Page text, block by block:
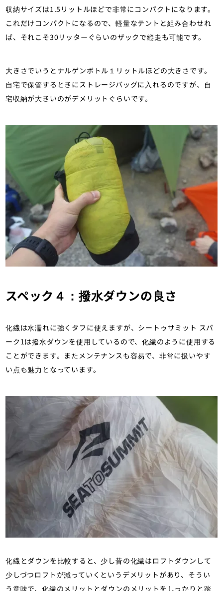
テント泊装備）カテゴリの記事ページ
です。
収納サイズは1.5リットルほどで非常にコンパクトになります。
これだけコンパクトになるので、軽量なテントと組み合わせれ
ば、それこそ30リッターぐらいのザックで縦走も可能です。
大きさでいうとナルゲンボトル１リットルほどの大きさです。
自宅で保管するときにストレージバッグに入れるのですが、自
宅収納が大きいのがデメリットぐらいです。
スペック４：撥水ダウンの良さ
化繊は水濡れに強くタフに使えますが、シートゥサミット スパ
ーク1は撥水ダウンを使用しているので、化繊のように使用する
ことができます。またメンテナンスも容易で、非常に扱いやす
い点も魅力となっています。
化繊とダウンを比較すると、少し昔の化繊はロフトダウンして
少しづつロフトが減っていくというデメリットがあり、そうい
う意味で、化繊のメリットとダウンのメリットをしっかりと踏